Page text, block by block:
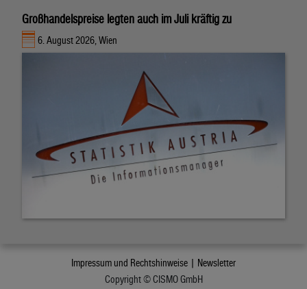
Großhandelspreise legten auch im Juli kräftig zu
6. August 2026, Wien
Impressum und Rechtshinweise | Newsletter
Copyright © CISMO GmbH